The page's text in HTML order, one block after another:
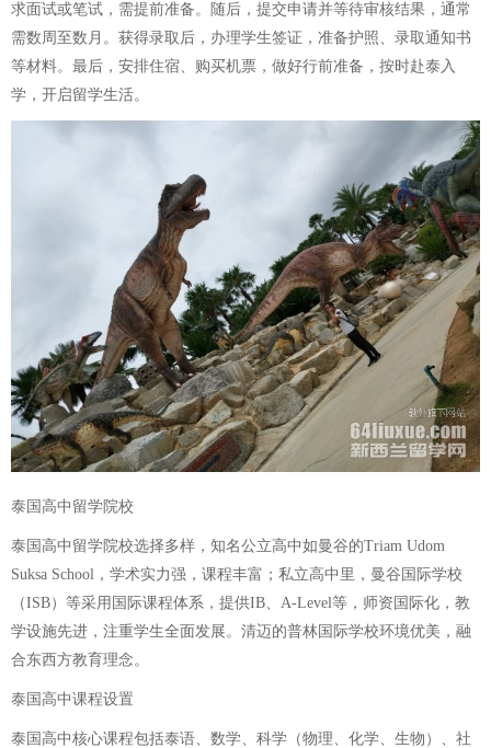
求面试或笔试，需提前准备。随后，提交申请并等待审核结果，通常
需数周至数月。获得录取后，办理学生签证，准备护照、录取通知书
等材料。最后，安排住宿、购买机票，做好行前准备，按时赴泰入
学，开启留学生活。
泰国高中留学院校
泰国高中留学院校选择多样，知名公立高中如曼谷的Triam Udom
Suksa School，学术实力强，课程丰富；私立高中里，曼谷国际学校
（ISB）等采用国际课程体系，提供IB、A-Level等，师资国际化，教
学设施先进，注重学生全面发展。清迈的普林国际学校环境优美，融
合东西方教育理念。
泰国高中课程设置
泰国高中核心课程包括泰语、数学、科学（物理、化学、生物）、社